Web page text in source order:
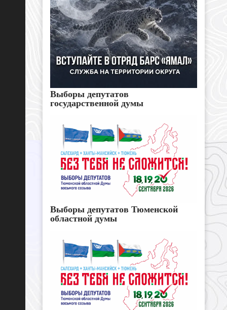
Выборы депутатов
государственной думы
Выборы депутатов Тюменской
областной думы